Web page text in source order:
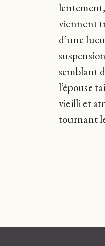
viennent
d’une
semblant
l’épouse
vieilli et
tournant